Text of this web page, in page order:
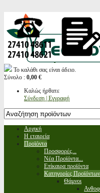
Το καλάθι σας είναι άδειο.
Σύνολο : 0,00 €
Καλώς ήρθατε
Σύνδεση | Εγγραφή
Αρχική
Η εταιρεία
Προϊόντα
Προσφορές...
Νέα Προϊόντα...
Επίκαιρα προϊόντα
Κατηγορίες
Θάμνοι